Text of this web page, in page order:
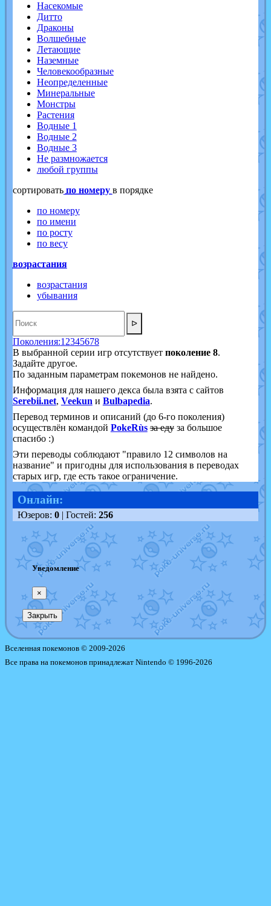
Насекомые
Дитто
Драконы
Волшебные
Летающие
Наземные
Человекообразные
Неопределенные
Минеральные
Монстры
Растения
Водные 1
Водные 2
Водные 3
Не размножается
любой группы
cортировать по номеру в порядке
по номеру
по имени
по росту
по весу
возрастания
возрастания
убывания
ᐅ
Поколения:1 2345678
В выбранной серии игр отсутствует поколение 8.
Задайте другое.
По заданным параметрам покемонов не найдено.
Информация для нашего декса была взята с сайтов
Serebii.net, Veekun и Bulbapedia.
Перевод терминов и описаний (до 6-го поколения)
осуществлён командой PokeRùs за едуза большое
спасибо :)
Эти переводы соблюдают "правило 12 символов на
название" и пригодны для использования в переводах
старых игр, где есть такое ограничение.
Онлайн:
Юзеров: 0| Гостей: 256
Уведомление
×
Закрыть
Вселенная покемонов © 2009-2026
Все права на покемонов принадлежат Nintendo © 1996-2026